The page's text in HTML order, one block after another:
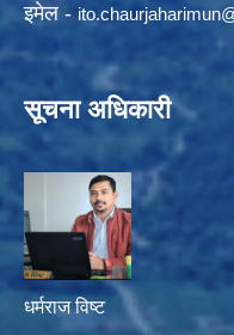
इमेल -
सूचना अधिकारी
धर्मराज विष्ट